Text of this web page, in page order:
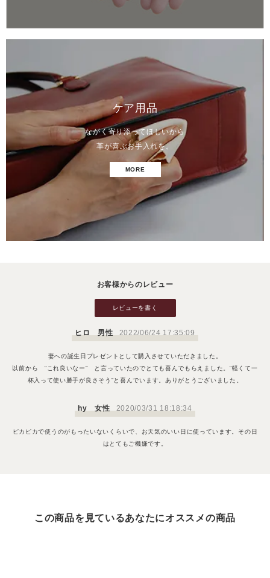
ケア用品
ながく寄り添ってほしいから
革が喜ぶお手入れを。
MORE
お客様からのレビュー
レビューを書く
ヒロ 男性 2022/06/24 17:35:09
妻への誕生日プレゼントとして購入させていただきました。
以前から “これ良いなー” と言っていたのでとても喜んでもらえました。“軽くて一
杯入って使い勝手が良さそう”と喜んでいます。ありがとうございました。
hy 女性 2020/03/31 18:18:34
ピカピカで使うのがもったいないくらいで、お天気のいい日に使っています。その日
はとてもご機嫌です。
この商品を見ているあなたにオススメの商品